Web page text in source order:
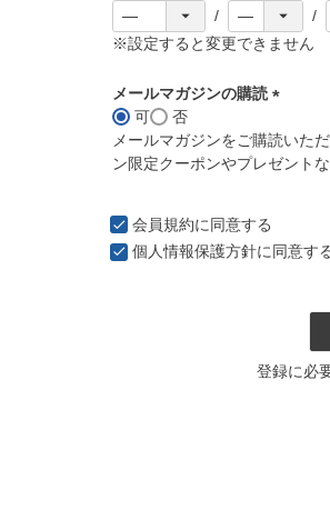
(
必
)
※設定すると変更できません
メールマガジンの購読
必
須
可
否
メールマガジンをご購読いた
ン限定クーポンやプレゼント
会員規約に同意する
個人情報保護方針に同意す
登録に必